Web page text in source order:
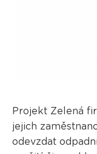
Projekt Zelená
jejich
odevzdat